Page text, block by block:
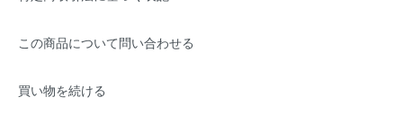
この商品について問い合わせる
買い物を続ける